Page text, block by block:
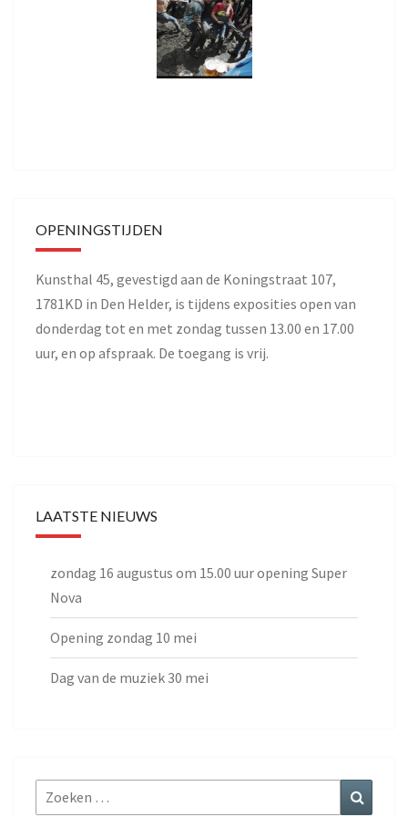
OPENINGSTIJDEN
Kunsthal 45, gevestigd aan de Koningstraat 107,
1781KD in Den Helder, is tijdens exposities open van
donderdag tot en met zondag tussen 13.00 en 17.00
uur, en op afspraak. De toegang is vrij.
LAATSTE NIEUWS
zondag 16 augustus om 15.00 uur opening Super
Nova
Opening zondag 10 mei
Dag van de muziek 30 mei
Zoeken